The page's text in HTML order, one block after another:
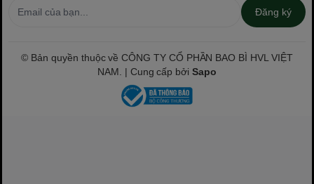
Đăng ký
© Bản quyền thuộc về CÔNG TY CỔ PHẦN BAO BÌ HVL VIỆT
NAM. | Cung cấp bởiSapo